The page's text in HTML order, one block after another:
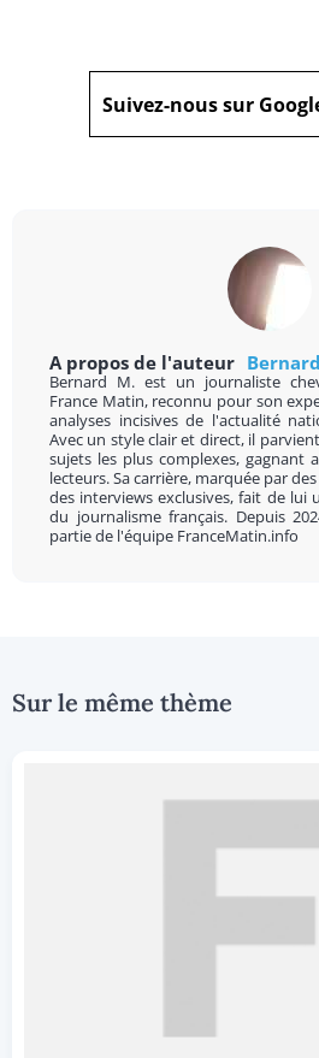
Suivez-nous sur
A propos de l'auteur
Bernard M. est un journaliste
France Matin, reconnu pour son
analyses incisives de l'actualité
Avec un style clair et direct, il
sujets les plus complexes, gagnant
lecteurs. Sa carrière, marquée par
des interviews exclusives, fait de lui
du journalisme français. Depuis
partie de l'équipe FranceMatin.info
Sur le même thème